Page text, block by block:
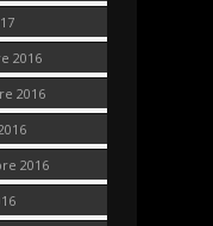
2016
2016
2016